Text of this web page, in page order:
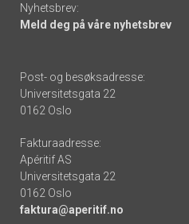
Nyhetsbrev:
Meld deg på våre nyhetsbrev
Post- og besøksadresse:
Universitetsgata 22
0162 Oslo
Fakturaadresse:
Apéritif AS
Universitetsgata 22
0162 Oslo
faktura@aperitif.no